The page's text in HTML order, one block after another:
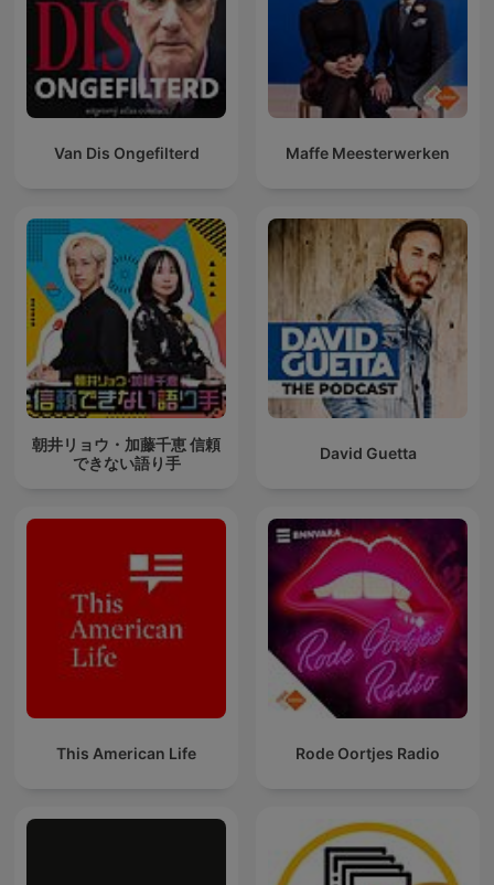
Van Dis Ongefilterd Maffe Meesterwerken
朝井リョウ・加藤千恵 信頼
できない語り手
David Guetta
This American Life Rode Oortjes Radio